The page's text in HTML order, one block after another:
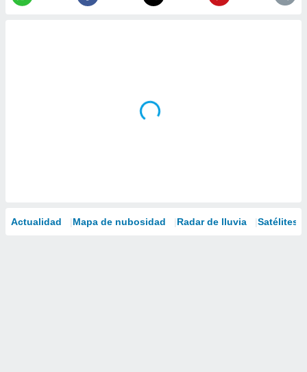
Actualidad Mapa de nubosidad Radar de lluvia Satélites